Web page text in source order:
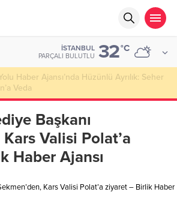
İSTANBUL
PARÇALI BULUTLU 32°C
Nihat Öztürk, Şanahan’da Hacı Eryaman’a
Oldu
Başkanı
Valisi Polat’a
Haber Ajansı
Kars Valisi Polat’a ziyaret – Birlik Haber